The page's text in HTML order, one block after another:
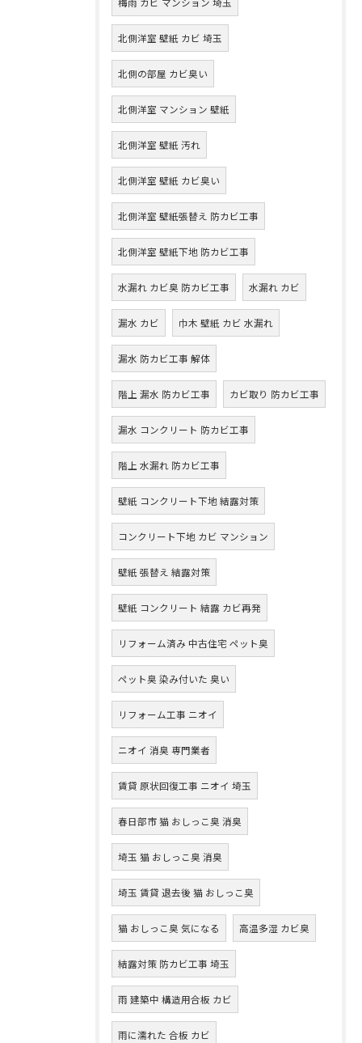
北側洋室 壁紙 カビ 埼玉
北側の部屋 カビ臭い
北側洋室 マンション 壁紙
北側洋室 壁紙 汚れ
北側洋室 壁紙 カビ臭い
北側洋室 壁紙張替え 防カビ工事
北側洋室 壁紙下地 防カビ工事
水漏れ カビ臭 防カビ工事 水漏れ カビ
漏水 カビ 巾木 壁紙 カビ 水漏れ
漏水 防カビ工事 解体
階上 漏水 防カビ工事 カビ取り 防カビ工事
漏水 コンクリート 防カビ工事
階上 水漏れ 防カビ工事
壁紙 コンクリート下地 結露対策
コンクリート下地 カビ マンション
壁紙 張替え 結露対策
壁紙 コンクリート 結露 カビ再発
リフォーム済み 中古住宅 ペット臭
ペット臭 染み付いた 臭い
リフォーム工事 ニオイ
ニオイ 消臭 専門業者
賃貸 原状回復工事 ニオイ 埼玉
春日部市 猫 おしっこ臭 消臭
埼玉 猫 おしっこ臭 消臭
埼玉 賃貸 退去後 猫 おしっこ臭
猫 おしっこ臭 気になる 高温多湿 カビ臭
結露対策 防カビ工事 埼玉
雨 建築中 構造用合板 カビ
雨に濡れた 合板 カビ